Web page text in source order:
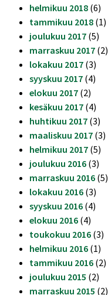
helmikuu 2018 (6)
tammikuu 2018 (1)
joulukuu 2017 (5)
marraskuu 2017 (2)
lokakuu 2017 (3)
syyskuu 2017 (4)
elokuu 2017 (2)
kesäkuu 2017 (4)
huhtikuu 2017 (3)
maaliskuu 2017 (3)
helmikuu 2017 (5)
joulukuu 2016 (3)
marraskuu 2016 (5)
lokakuu 2016 (3)
syyskuu 2016 (4)
elokuu 2016 (4)
toukokuu 2016 (3)
helmikuu 2016 (1)
tammikuu 2016 (2)
joulukuu 2015 (2)
marraskuu 2015 (2)